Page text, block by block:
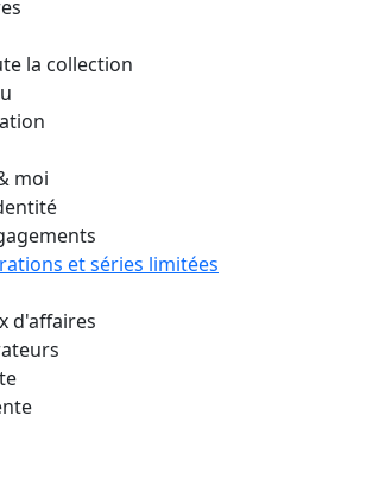
la collection
moi
et séries limitées
d'affaires